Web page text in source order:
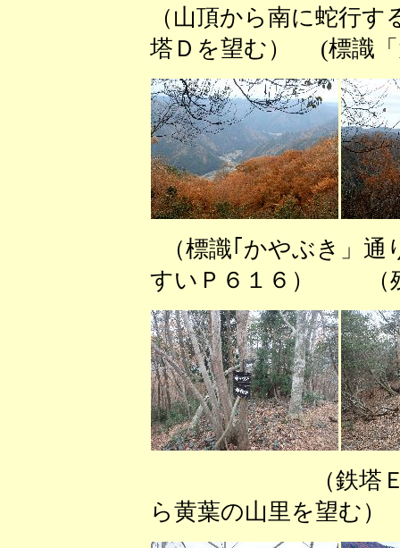
（山頂から南に蛇行
塔Ｄを望む） (標識「
（標識｢かやぶき」
すいＰ６１６） （残
（鉄塔Ｅ
ら黄葉の山里を望む）